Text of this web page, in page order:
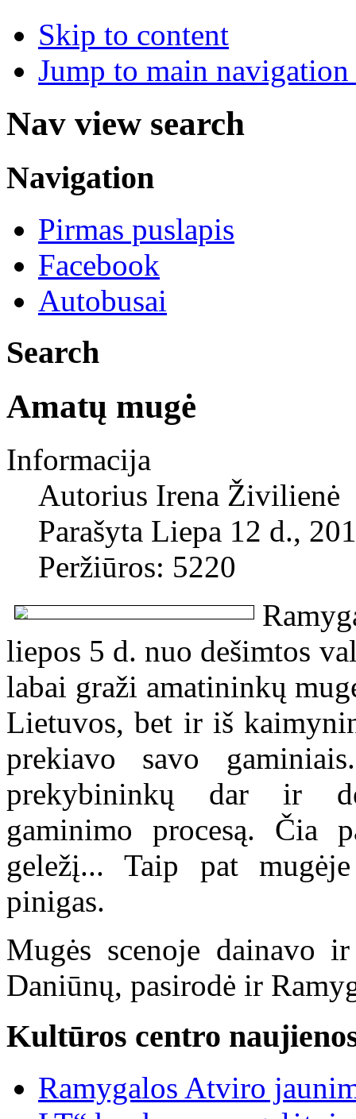
Skip to content
Jump to main
Nav view search
Navigation
Pirmas puslapis
Facebook
Autobusai
Search
Amatų mugė
Informacija
Autorius Irena Živilienė
Parašyta Liepa 12 d.,
Peržiūros: 5220
liepos 5 d. nuo dešimtos
labai graži amatininkų
Lietuvos, bet ir iš
prekiavo savo
prekybininkų dar ir
gaminimo procesą. Čia
geležį... Taip pat
pinigas.
Mugės scenoje dainavo
Daniūnų, pasirodė ir
Kultūros centro
Ramygalos Atviro